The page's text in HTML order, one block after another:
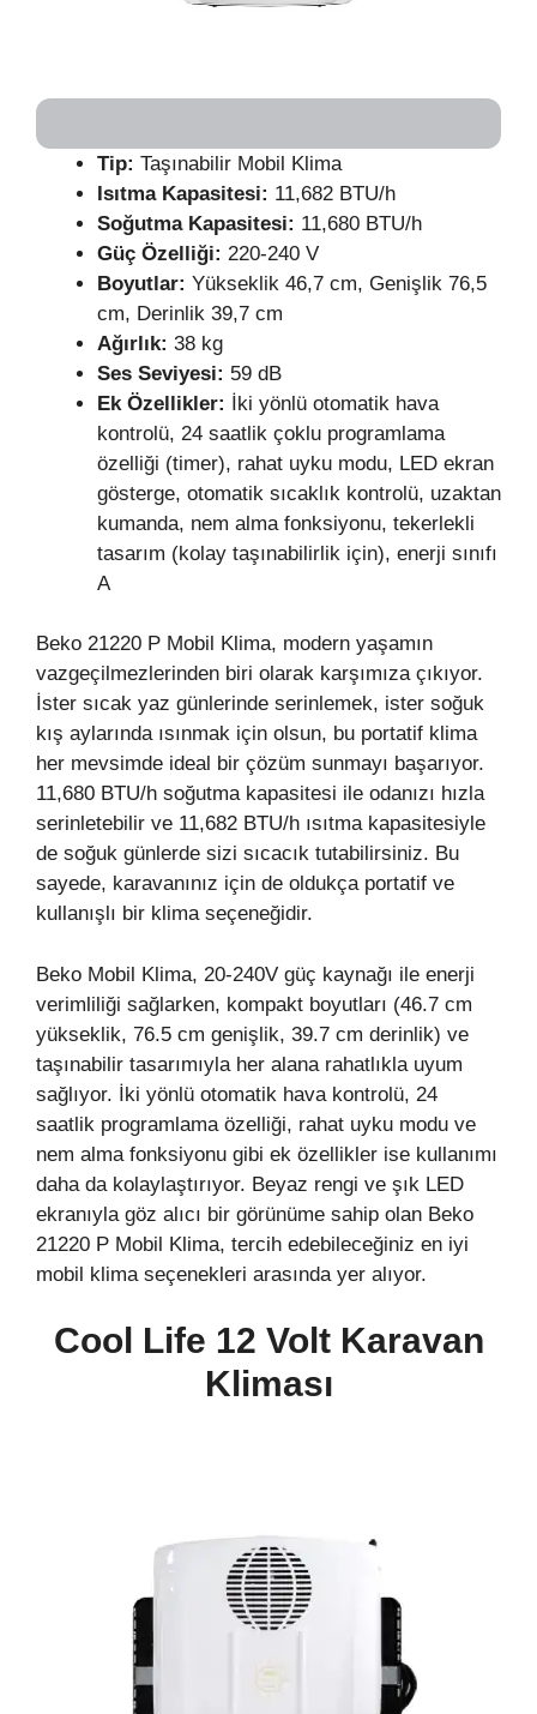
Tip: Taşınabilir Mobil Klima
Isıtma Kapasitesi: 11,682 BTU/h
Soğutma Kapasitesi: 11,680 BTU/h
Güç Özelliği: 220-240 V
Boyutlar: Yükseklik 46,7 cm, Genişlik 76,5
cm, Derinlik 39,7 cm
Ağırlık: 38 kg
Ses Seviyesi: 59 dB
Ek Özellikler: İki yönlü otomatik hava
kontrolü, 24 saatlik çoklu programlama
özelliği (timer), rahat uyku modu, LED ekran
gösterge, otomatik sıcaklık kontrolü, uzaktan
kumanda, nem alma fonksiyonu, tekerlekli
tasarım (kolay taşınabilirlik için), enerji sınıfı
A
Beko 21220 P Mobil Klima, modern yaşamın
vazgeçilmezlerinden biri olarak karşımıza çıkıyor.
İster sıcak yaz günlerinde serinlemek, ister soğuk
kış aylarında ısınmak için olsun, bu portatif klima
her mevsimde ideal bir çözüm sunmayı başarıyor.
11,680 BTU/h soğutma kapasitesi ile odanızı hızla
serinletebilir ve 11,682 BTU/h ısıtma kapasitesiyle
de soğuk günlerde sizi sıcacık tutabilirsiniz. Bu
sayede, karavanınız için de oldukça portatif ve
kullanışlı bir klima seçeneğidir.
Beko Mobil Klima, 20-240V güç kaynağı ile enerji
verimliliği sağlarken, kompakt boyutları (46.7 cm
yükseklik, 76.5 cm genişlik, 39.7 cm derinlik) ve
taşınabilir tasarımıyla her alana rahatlıkla uyum
sağlıyor. İki yönlü otomatik hava kontrolü, 24
saatlik programlama özelliği, rahat uyku modu ve
nem alma fonksiyonu gibi ek özellikler ise kullanımı
daha da kolaylaştırıyor. Beyaz rengi ve şık LED
ekranıyla göz alıcı bir görünüme sahip olan Beko
21220 P Mobil Klima, tercih edebileceğiniz en iyi
mobil klima seçenekleri arasında yer alıyor.
Cool Life 12 Volt Karavan
Kliması